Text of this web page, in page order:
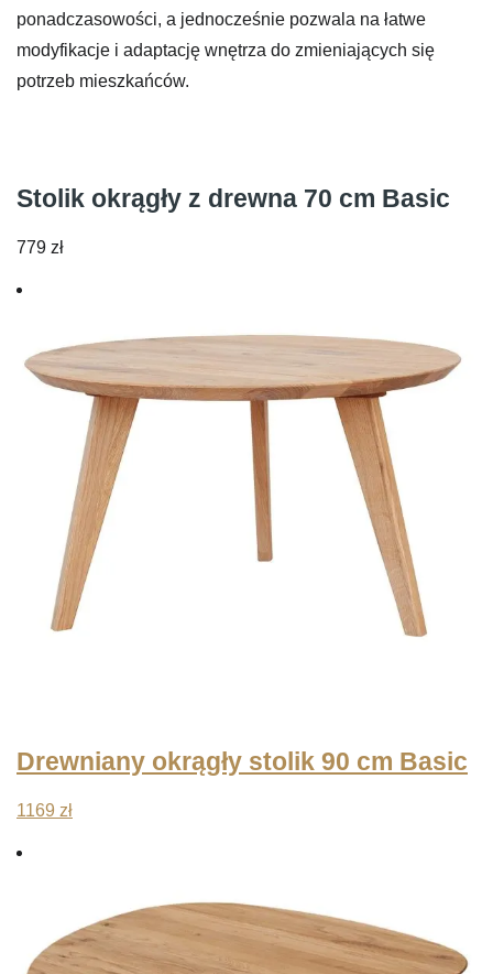
ponadczasowości, a jednocześnie pozwala na łatwe
modyfikacje i adaptację wnętrza do zmieniających się
potrzeb mieszkańców.
Stolik okrągły z drewna 70 cm Basic
779 zł
Drewniany okrągły stolik 90 cm Basic
1169 zł